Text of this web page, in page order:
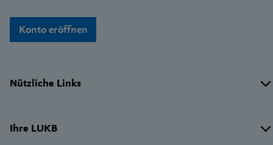
Konto eröffnen
Nützliche Links
Ihre LUKB